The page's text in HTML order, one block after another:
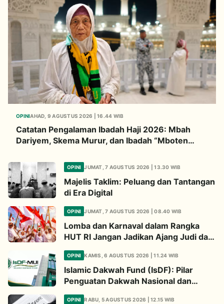
OPINIAHAD, 9 AGUSTUS 2026 | 16.44 WIB
Catatan Pengalaman Ibadah Haji 2026: Mbah
Dariyem, Skema Murur, dan Ibadah “Mboten
OPINI JUMAT, 7 AGUSTUS 2026 | 13.30 WIB
Majelis Taklim: Peluang dan Tantangan
di Era Digital
OPINI JUMAT, 7 AGUSTUS 2026 | 08.40 WIB
Lomba dan Karnaval dalam Rangka
HUT RI Jangan Jadikan Ajang Judi dan
Kampanye LGBT
OPINI KAMIS, 6 AGUSTUS 2026 | 11.24 WIB
Islamic Dakwah Fund (IsDF): Pilar
Penguatan Dakwah Nasional dan
Jembatan Kepedulian Umat Global
OPINI RABU, 5 AGUSTUS 2026 | 12.15 WIB